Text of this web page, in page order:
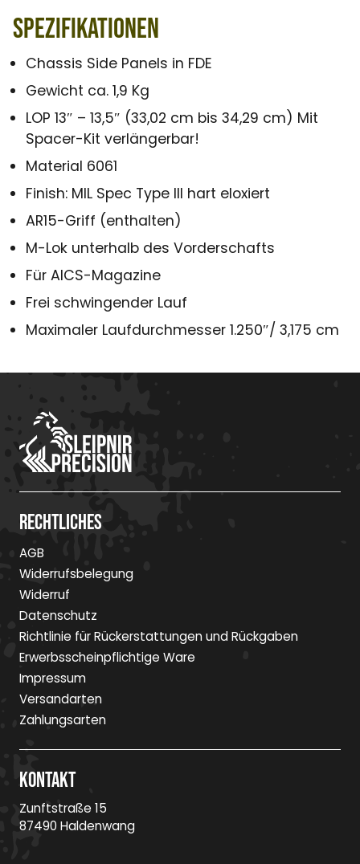
Spezifikationen
Chassis Side Panels in FDE
Gewicht ca. 1,9 Kg
LOP 13″ – 13,5″ (33,02 cm bis 34,29 cm) Mit
Spacer-Kit verlängerbar!
Material 6061
Finish: MIL Spec Type III hart eloxiert
AR15-Griff (enthalten)
M-Lok unterhalb des Vorderschafts
Für AICS-Magazine
Frei schwingender Lauf
Maximaler Laufdurchmesser 1.250″/ 3,175 cm
Rechtliches
AGB
Widerrufsbelegung
Widerruf
Datenschutz
Richtlinie für Rückerstattungen und Rückgaben
Erwerbsscheinpflichtige Ware
Impressum
Versandarten
Zahlungsarten
Kontakt
Zunftstraße 15
87490 Haldenwang